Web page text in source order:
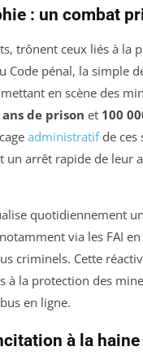
: un combat
trônent ceux liés à la
Code pénal, la simple
en scène des
ans de prison et 100
administratifde ces
un arrêt rapide de leur
quotidiennement
via les FAI
criminels. Cette
à la protection des
en ligne.
à la haine